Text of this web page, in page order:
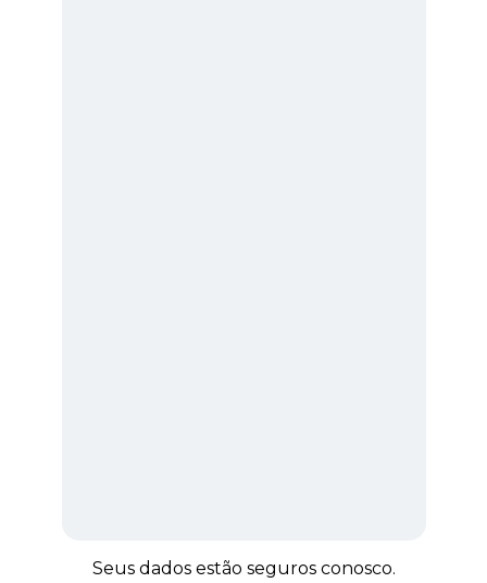
Seus dados estão seguros conosco.